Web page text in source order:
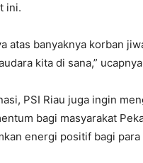
ini.
atas banyaknya korban
kita di sana,”
PSI Riau juga ingin
bagi masyarakat
energi positif bagi